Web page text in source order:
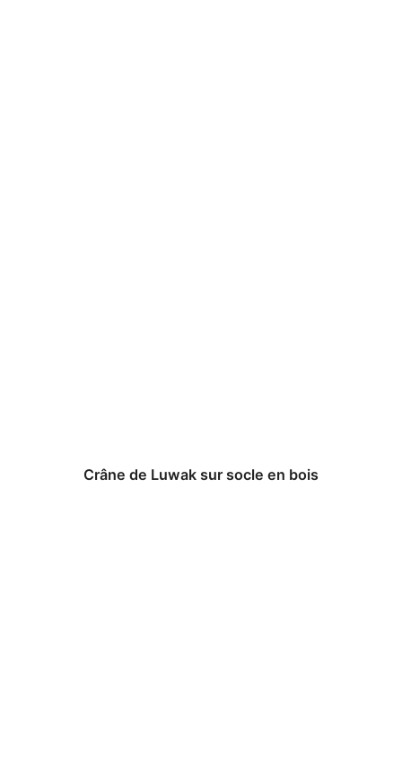
Crâne de Luwak sur socle en bois